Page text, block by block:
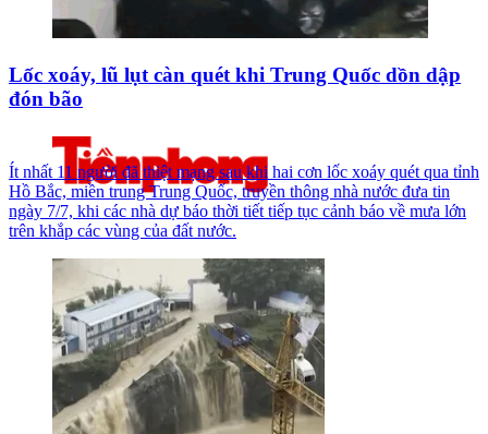
Lốc xoáy, lũ lụt càn quét khi Trung Quốc dồn dập
đón bão
Ít nhất 11 người đã thiệt mạng sau khi hai cơn lốc xoáy quét qua tỉnh
Hồ Bắc, miền trung Trung Quốc, truyền thông nhà nước đưa tin
ngày 7/7, khi các nhà dự báo thời tiết tiếp tục cảnh báo về mưa lớn
trên khắp các vùng của đất nước.